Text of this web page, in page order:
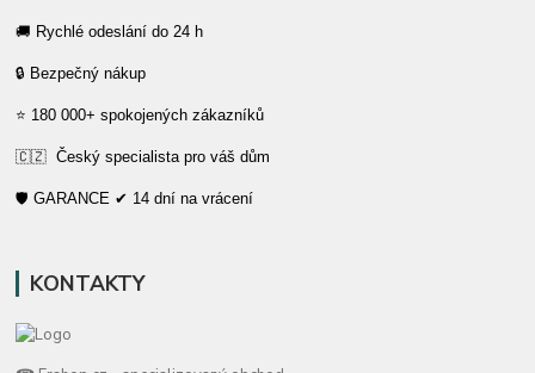
🚚 Rychlé odeslání do 24 h
🔒 Bezpečný nákup
⭐ 180 000+ spokojených zákazníků
🇨🇿 Český specialista pro váš dům
🛡️ GARANCE ✔ 14 dní na vrácení
KONTAKTY